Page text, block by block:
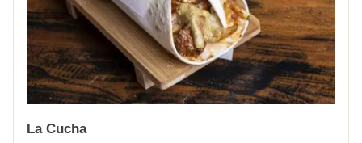
La Cucha